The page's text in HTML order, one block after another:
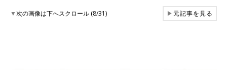
▼次の画像は下へスクロール (8/31) ▶元記事を見る